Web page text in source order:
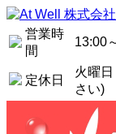
営業時
間
13:00
定休日
火曜
さい)